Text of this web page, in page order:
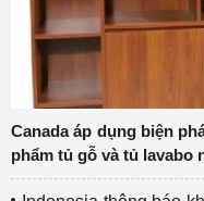
Canada áp dụng biện
phẩm tủ gỗ và tủ lavabo